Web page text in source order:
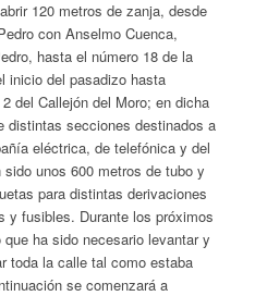
120 metros de zanja, desde
con Anselmo Cuenca,
hasta el número 18 de la
inicio del pasadizo hasta
del Callejón del Moro; en dicha
distintas secciones destinados a
eléctrica, de telefónica y del
unos 600 metros de tubo y
para distintas derivaciones
y fusibles. Durante los próximos
ha sido necesario levantar y
toda la calle tal como estaba
se comenzará a